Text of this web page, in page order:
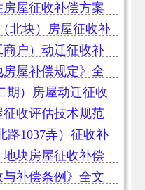
屋征收补偿方案
北块）房屋征收补
户）动迁征收补
屋补偿规定》全
期）房屋动迁征收
收评估技术规范
路1037弄）征收补
块房屋征收补偿
补偿条例》全文